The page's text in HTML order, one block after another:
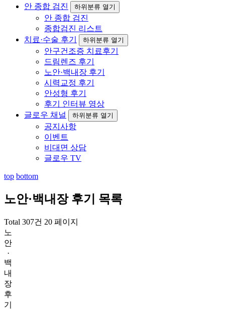
안 종합 검진
하위분류 열기
안 종합 검진
종합검진 리스트
치료·수술 후기
하위분류 열기
안구건조증 치료후기
드림렌즈 후기
노안·백내장 후기
시력교정 후기
안성형 후기
후기 인터뷰 영상
글로우 채널
하위분류 열기
공지사항
이벤트
비대면 상담
글로우 TV
top bottom
노안·백내장 후기 목록
Total 307건 20 페이지
노
안
·
백
내
장
후
기